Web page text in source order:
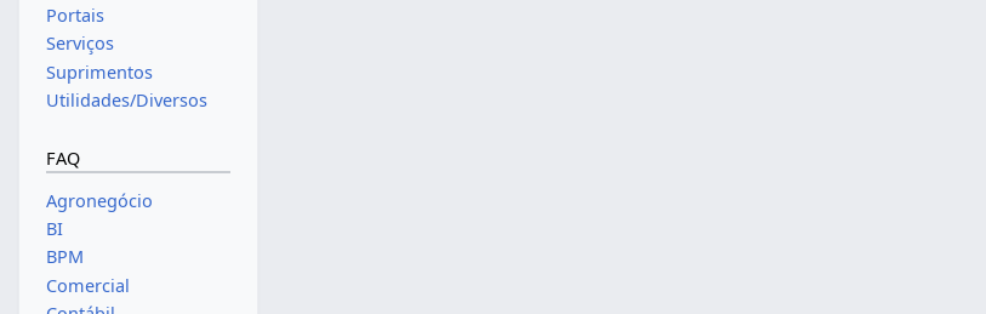
Portais
Serviços
Suprimentos
Utilidades/Diversos
FAQ
Agronegócio
BI
BPM
Comercial